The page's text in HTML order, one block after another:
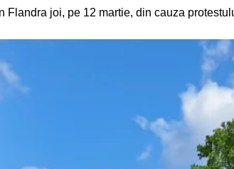
Flandra joi, pe 12 martie, din cauza